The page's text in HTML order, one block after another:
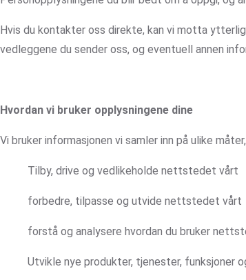
Hvis du kontakter oss direkte, kan vi motta
vedleggene du sender oss, og eventuell annen
Hvordan vi bruker opplysningene dine
Vi bruker informasjonen vi samler inn på ulike
Tilby, drive og vedlikeholde nettstedet vårt
forbedre, tilpasse og utvide nettstedet vårt
forstå og analysere hvordan du bruker
Utvikle nye produkter, tjenester, funksjoner